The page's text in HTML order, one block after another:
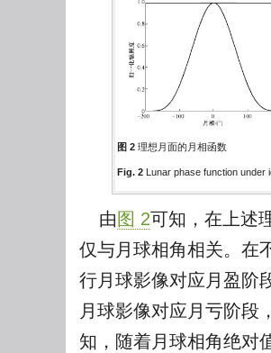
图 2 理想月面的月相函数
Fig. 2 Lunar phase function under
由 图 2可知，在上述
仅与月球相角相关。在
行月球影像对应月盈阶
月球影像对应月亏阶段
知，随着月球相角绝对